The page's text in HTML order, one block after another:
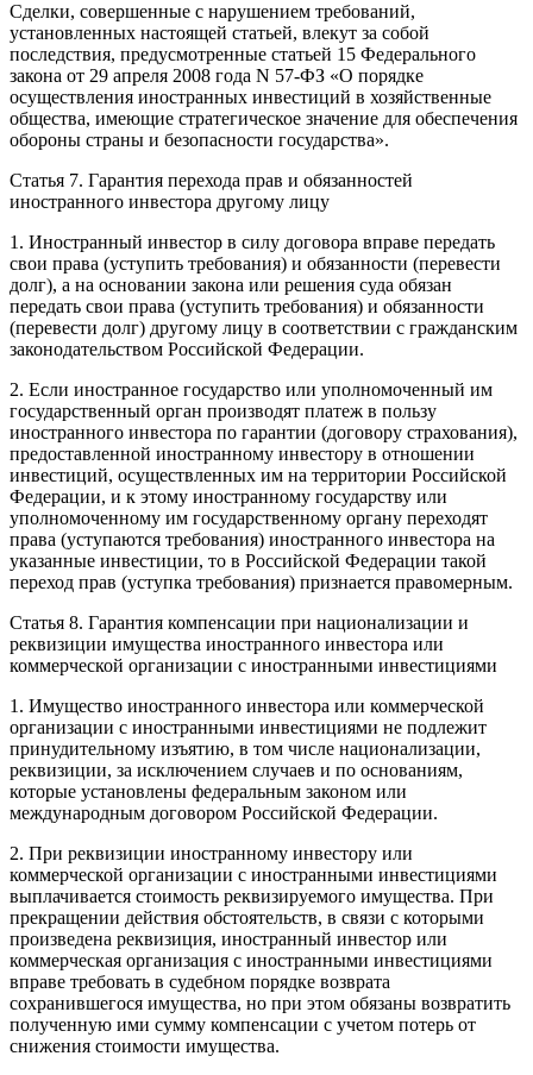
Сделки, совершенные с нарушением требований,
установленных настоящей статьей, влекут за собой
последствия, предусмотренные статьей 15 Федерального
закона от 29 апреля 2008 года N 57-ФЗ «О порядке
осуществления иностранных инвестиций в хозяйственные
общества, имеющие стратегическое значение для обеспечения
обороны страны и безопасности государства».
Статья 7. Гарантия перехода прав и обязанностей
иностранного инвестора другому лицу
1. Иностранный инвестор в силу договора вправе передать
свои права (уступить требования) и обязанности (перевести
долг), а на основании закона или решения суда обязан
передать свои права (уступить требования) и обязанности
(перевести долг) другому лицу в соответствии с гражданским
законодательством Российской Федерации.
2. Если иностранное государство или уполномоченный им
государственный орган производят платеж в пользу
иностранного инвестора по гарантии (договору страхования),
предоставленной иностранному инвестору в отношении
инвестиций, осуществленных им на территории Российской
Федерации, и к этому иностранному государству или
уполномоченному им государственному органу переходят
права (уступаются требования) иностранного инвестора на
указанные инвестиции, то в Российской Федерации такой
переход прав (уступка требования) признается правомерным.
Статья 8. Гарантия компенсации при национализации и
реквизиции имущества иностранного инвестора или
коммерческой организации с иностранными инвестициями
1. Имущество иностранного инвестора или коммерческой
организации с иностранными инвестициями не подлежит
принудительному изъятию, в том числе национализации,
реквизиции, за исключением случаев и по основаниям,
которые установлены федеральным законом или
международным договором Российской Федерации.
2. При реквизиции иностранному инвестору или
коммерческой организации с иностранными инвестициями
выплачивается стоимость реквизируемого имущества. При
прекращении действия обстоятельств, в связи с которыми
произведена реквизиция, иностранный инвестор или
коммерческая организация с иностранными инвестициями
вправе требовать в судебном порядке возврата
сохранившегося имущества, но при этом обязаны возвратить
полученную ими сумму компенсации с учетом потерь от
снижения стоимости имущества.